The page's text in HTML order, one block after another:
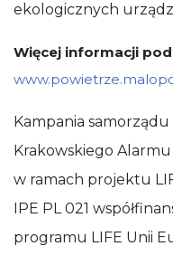
ekologicznych
Więcej informacji
Kampania
Krakowskiego
w ramach projektu
IPE PL 021
programu LIFE Unii